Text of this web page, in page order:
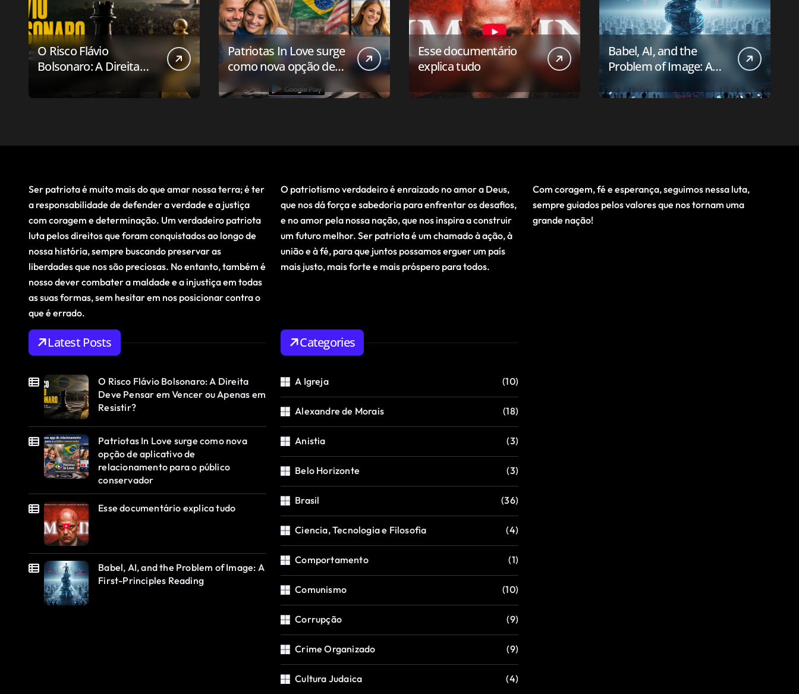
O Risco Flávio
Bolsonaro: A Direita
Vencer ou Apenas em
Patriotas In Love surge
como nova opção de
aplicativo de
relacionamento para o
Esse documentário
explica tudo
Babel, AI, and the
Problem of Image: A
Ser patriota é muito mais do que amar nossa terra; é ter
a responsabilidade de defender a verdade e a justiça
com coragem e determinação. Um verdadeiro patriota
luta pelos direitos que foram conquistados ao longo de
nossa história, sempre buscando preservar as
liberdades que nos são preciosas. No entanto, também é
nosso dever combater a maldade e a injustiça em todas
as suas formas, sem hesitar em nos posicionar contra o
que é errado.
O patriotismo verdadeiro é enraizado no amor a Deus,
que nos dá força e sabedoria para enfrentar os desafios,
e no amor pela nossa nação, que nos inspira a construir
um futuro melhor. Ser patriota é um chamado à ação, à
união e à fé, para que juntos possamos erguer um país
mais justo, mais forte e mais próspero para todos.
Com coragem, fé e esperança, seguimos nessa luta,
sempre guiados pelos valores que nos tornam uma
grande nação!
Latest Posts
O Risco Flávio Bolsonaro: A Direita
Deve Pensar em Vencer ou Apenas em
Resistir?
Patriotas In Love surge como nova
opção de aplicativo de
relacionamento para o público
conservador
Esse documentário explica tudo
Babel, AI, and the Problem of Image: A
First-Principles Reading
Categories
A Igreja (10)
Alexandre de Morais (18)
Anistia (3)
Belo Horizonte (3)
Brasil (36)
Ciencia, Tecnologia e Filosofia (4)
Comportamento (1)
Comunismo (10)
Corrupção (9)
Crime Organizado (9)
Cultura Judaica (4)